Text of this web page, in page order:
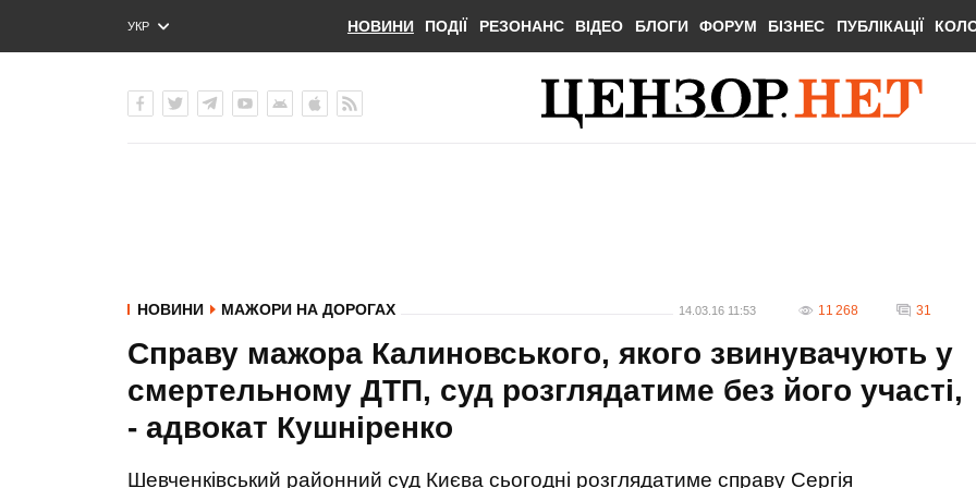
УКР
ENG
НОВИНИ ПОДІЇ РЕЗОНАНС ВІДЕО БЛОГИ ФОРУМ БІЗНЕС ПУБЛІКАЦІЇ
НОВИНИ МАЖОРИ НА ДОРОГАХ 14.03.16 11:53 11 268 31
Справу мажора Калиновського, якого звинувачують у
смертельному ДТП, суд розглядатиме без його участі,
- адвокат Кушніренко
Шевченківський районний суд Києва сьогодні розглядатиме справу Сергія